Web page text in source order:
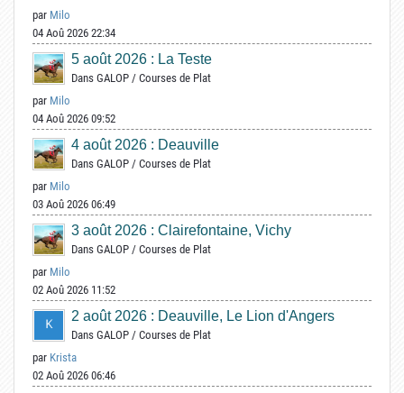
par Milo
04 Aoû 2026 22:34
5 août 2026 : La Teste
Dans GALOP / Courses de Plat
par Milo
04 Aoû 2026 09:52
4 août 2026 : Deauville
Dans GALOP / Courses de Plat
par Milo
03 Aoû 2026 06:49
3 août 2026 : Clairefontaine, Vichy
Dans GALOP / Courses de Plat
par Milo
02 Aoû 2026 11:52
2 août 2026 : Deauville, Le Lion d'Angers
Dans GALOP / Courses de Plat
par Krista
02 Aoû 2026 06:46